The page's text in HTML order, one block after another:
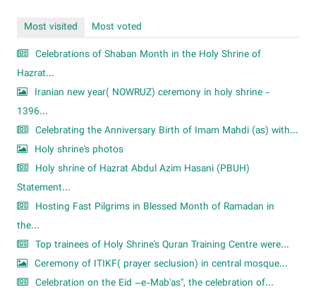
Most visited
Most voted
Celebrations of Shaban Month in the Holy Shrine of
Hazrat...
Iranian new year( NOWRUZ) ceremony in holy shrine -
1396...
Celebrating the Anniversary Birth of Imam Mahdi (as) with...
Holy shrine's photos
Holy shrine of Hazrat Abdul Azim Hasani (PBUH)
Statement...
Hosting Fast Pilgrims in Blessed Month of Ramadan in
the...
Top trainees of Holy Shrine's Quran Training Centre were...
Ceremony of ITIKF( prayer seclusion) in central mosque...
Celebration on the Eid –e-Mab'as", the celebration of...